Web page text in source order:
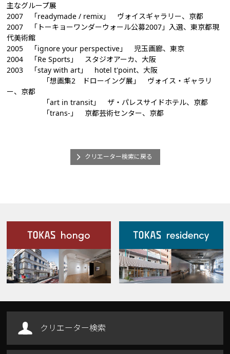
主なグループ展
2007 「readymade / remix」 ヴォイスギャラリー、京都
2007 「トーキョーワンダーウォール公募2007」入選、東京都現
代美術館
2005 「ignore your perspective」 児玉画廊、東京
2004 「Re Sports」 スタジオアーカ、大阪
2003 「stay with art」 hotel t'point、大阪
「想画集2 ドローイング展」 ヴォイス・ギャラリ
ー、京都
「art in transit」 ザ・パレスサイドホテル、京都
「trans-」 京都芸術センター、京都
クリエーター検索に戻る
施設案内
Our Facilities
クリエーター検索